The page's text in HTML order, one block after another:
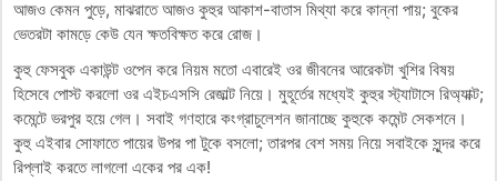
আজও কেমন পুড়ে, মাঝরাতে আজও কুহুর আকাশ-বাতাস মিথ্যা করে কান্না পায়; বুকের
ভেতরটা কামড়ে কেউ যেন ক্ষতবিক্ষত করে রোজ।
কুহু ফেসবুক একাউন্ট ওপেন করে নিয়ম মতো এবারেই ওর জীবনের আরেকটা খুশির বিষয়
হিসেবে পোস্ট করলো ওর এইচএসসি রেজাল্ট নিয়ে। মুহূর্তের মধ্যেই কুহুর স্ট্যাটাসে রিঅ্যাক্ট;
কমেন্টে ভরপুর হয়ে গেল। সবাই গণহারে কংগ্রাচুলেশন জানাচ্ছে কুহুকে কমেন্ট সেকশনে।
কুহু এইবার সোফাতে পায়ের উপর পা টুকে বসলো; তারপর বেশ সময় নিয়ে সবাইকে সুন্দর করে
রিপ্লাই করতে লাগলো একের পর এক!